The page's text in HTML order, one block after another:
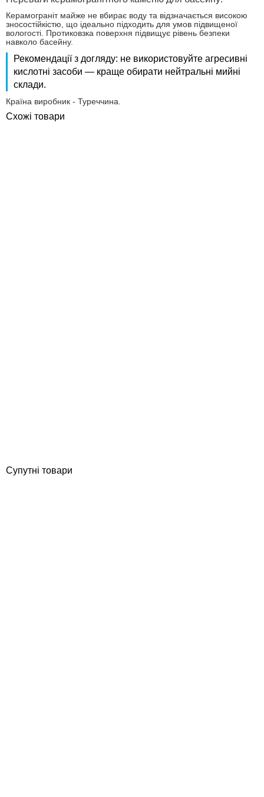
Керамограніт майже не вбирає воду та відзначається високою
зносостійкістю, що ідеально підходить для умов підвищеної
вологості. Протиковзка поверхня підвищує рівень безпеки
навколо басейну.
Рекомендації з догляду: не використовуйте агресивні
кислотні засоби — краще обирати нейтральні мийні
склади.
Країна виробник - Туреччина.
Схожі товари
Супутні товари